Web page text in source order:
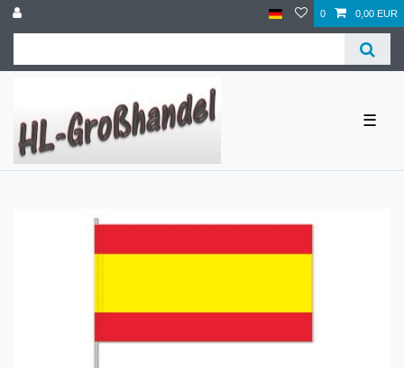
0 0,00 EUR
☰